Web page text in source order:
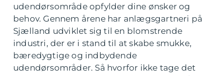
udendørsområde opfylder dine ønsker og
behov. Gennem årene har anlægsgartneri på
Sjælland udviklet sig til en blomstrende
industri, der er i stand til at skabe smukke,
bæredygtige og indbydende
udendørsområder. Så hvorfor ikke tage det